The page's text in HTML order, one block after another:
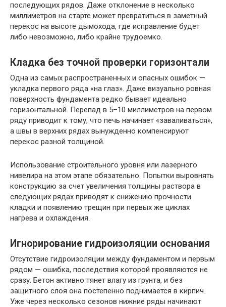
последующих рядов. Даже отклонение в несколько
миллиметров на старте может превратиться в заметный
перекос на высоте дымохода, где исправление будет
либо невозможно, либо крайне трудоемко.
Кладка без точной проверки горизонтали
Одна из самых распространенных и опасных ошибок —
укладка первого ряда «на глаз». Даже визуально ровная
поверхность фундамента редко бывает идеально
горизонтальной. Перепад в 5–10 миллиметров на первом
ряду приводит к тому, что печь начинает «заваливаться»,
а швы в верхних рядах вынужденно компенсируют
перекос разной толщиной.
Использование строительного уровня или лазерного
нивелира на этом этапе обязательно. Попытки выровнять
конструкцию за счет увеличения толщины раствора в
следующих рядах приводят к снижению прочности
кладки и появлению трещин при первых же циклах
нагрева и охлаждения.
Игнорирование гидроизоляции основания
Отсутствие гидроизоляции между фундаментом и первым
рядом — ошибка, последствия которой проявляются не
сразу. Бетон активно тянет влагу из грунта, и без
защитного слоя она постепенно поднимается в кирпич.
Уже через несколько сезонов нижние ряды начинают